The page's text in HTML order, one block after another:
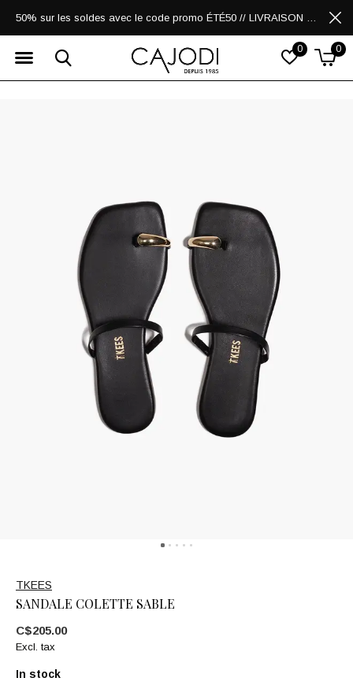
0 0
50% sur les soldes avec le code promo ÉTÉ50 // LIVRAISON GRATUITE POUR LES ACHATS DE 250$ ET PLUS
TKEES
SANDALE COLETTE SABLE
C$205.00
Excl. tax
In stock